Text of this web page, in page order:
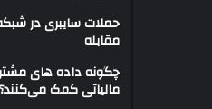
حملات سایبری در
مقابله
چگونه داده های
مالیاتی کمک